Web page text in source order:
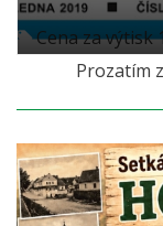
Cena za výtisk
Prozatím